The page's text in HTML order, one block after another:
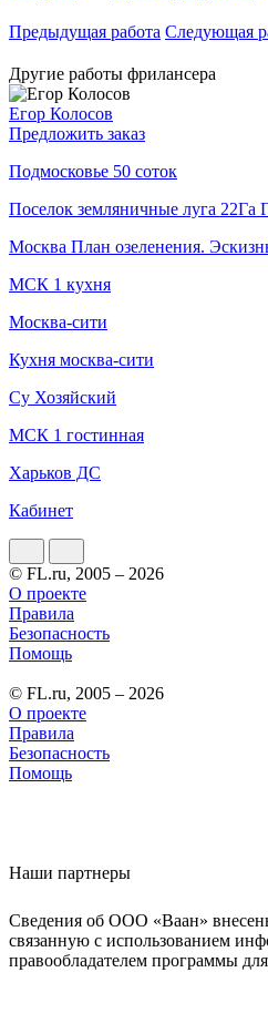
Предыдущая работа Следующая
Другие работы фрилансера
Егор Колосов
Предложить заказ
Подмосковье 50 соток
Поселок земляничные луга 22Га
Москва План озеленения.
МСК 1 кухня
Москва-сити
Кухня москва-сити
Су Хозяйский
МСК 1 гостинная
Харьков ДС
Кабинет
© FL.ru, 2005 – 2026
О проекте
Правила
Безопасность
Помощь
© FL.ru, 2005 – 2026
О проекте
Правила
Безопасность
Помощь
Наши партнеры
Сведения об ООО «Ваан»
связанную с использованием
правообладателем программы